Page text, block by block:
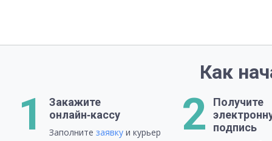
Как
1
Закажите
онлайн‑кассу
Заполните заявку и курьер
2
Получите
подпись